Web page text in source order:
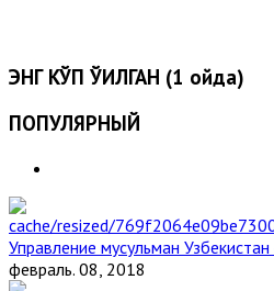
ЭНГ КЎП ЎҚИЛГАН (1 ойда)
ПОПУЛЯРНЫЙ
Управление мусульман
февраль. 08, 2018